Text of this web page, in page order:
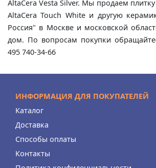
AltaCera Vesta Silver. Мы продаем плитку
AltaCera Touch White и другую
Россия" в Москве и московской
дом. По вопросам покупки
495 740-34-66
ИНФОРМАЦИЯ ДЛЯ ПОКУПАТЕЛЕЙ
Каталог
Доставка
Способы оплаты
Контакты